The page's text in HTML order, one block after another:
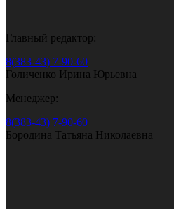
Главный редактор:
8(383-43) 7-90-60
Голиченко Ирина Юрьевна
Менеджер:
8(383-43) 7-90-60
Бородина Татьяна Николаевна